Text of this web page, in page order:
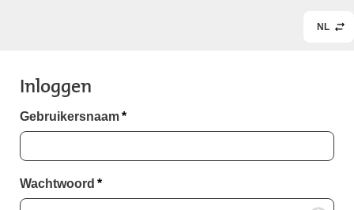
NL
Inloggen
Gebruikersnaam*
Wachtwoord *